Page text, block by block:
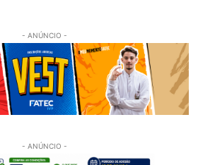
- ANÚNCIO -
- ANÚNCIO -